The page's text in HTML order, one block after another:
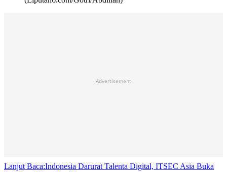
Advertisement
Lanjut Baca:Indonesia Darurat Talenta Digital, ITSEC Asia Buka